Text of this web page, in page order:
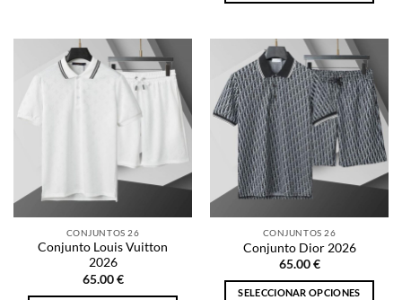
múltiples
variantes.
opciones
elegir
la
de
producto
tiene
múltiples
variantes.
Las
opciones
se
pueden
elegir
en
la
página
de
CONJUNTOS 26
Conjunto Louis Vuitton
2026
65.00€
CONJUNTOS 26
Conjunto Dior 2026
65.00€
SELECCIONAR OPCIONES